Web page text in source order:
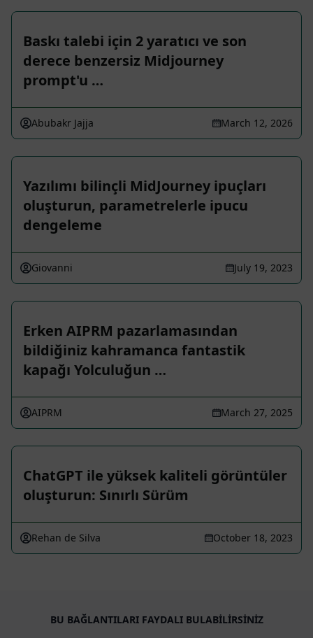
Baskı talebi için 2 yaratıcı ve son
derece benzersiz Midjourney
prompt'u …
Abubakr Jajja March 12, 2026
Yazılımı bilinçli MidJourney ipuçları
oluşturun, parametrelerle ipucu
dengeleme
Giovanni July 19, 2023
Erken AIPRM pazarlamasından
bildiğiniz kahramanca fantastik
kapağı Yolculuğun …
AIPRM March 27, 2025
ChatGPT ile yüksek kaliteli görüntüler
oluşturun: Sınırlı Sürüm
Rehan de Silva October 18, 2023
BU BAĞLANTILARI FAYDALI BULABILIRSINIZ